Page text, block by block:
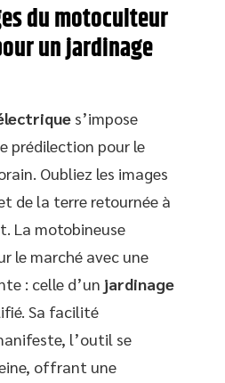
du motoculteur
un jardinage
s’impose
prédilection pour le
Oubliez les images
de la terre retournée à
La motobineuse
le marché avec une
: celle d’un jardinage
Sa facilité
l’outil se
offrant une